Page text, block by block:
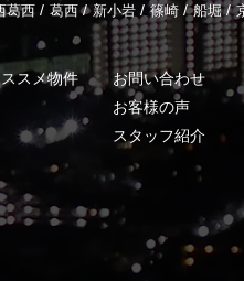
葛西 / 葛西 / 新小岩 / 篠崎 / 船堀 /
スメ物件
お問い合わせ
お客様の声
スタッフ紹介